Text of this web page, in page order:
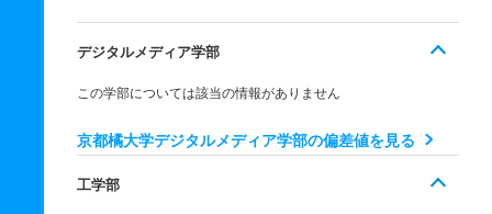
デジタルメディア学部
この学部については該当の情報がありません
京都橘大学デジタルメディア学部の偏差値を見る
工学部